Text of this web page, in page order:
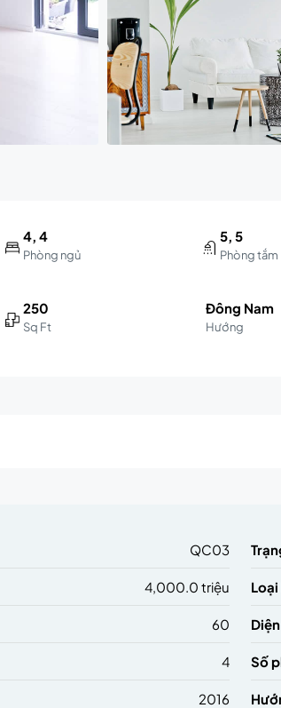
4, 4
Phòng ngủ
5, 5
Phòng tắm
250
Sq Ft
Đông Nam
Hướng
QC03
4,000.0 triệu Loại
60
4 Số
2016